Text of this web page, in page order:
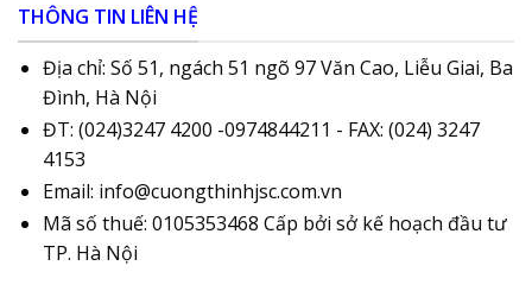
THÔNG TIN LIÊN HỆ
Địa chỉ: Số 51, ngách 51 ngõ 97 Văn Cao, Liễu Giai, Ba
Đình, Hà Nội
ĐT: (024)3247 4200 -0974844211 - FAX: (024) 3247
4153
Email: info@cuongthinhjsc.com.vn
Mã số thuế: 0105353468 Cấp bởi sở kế hoạch đầu tư
TP. Hà Nội